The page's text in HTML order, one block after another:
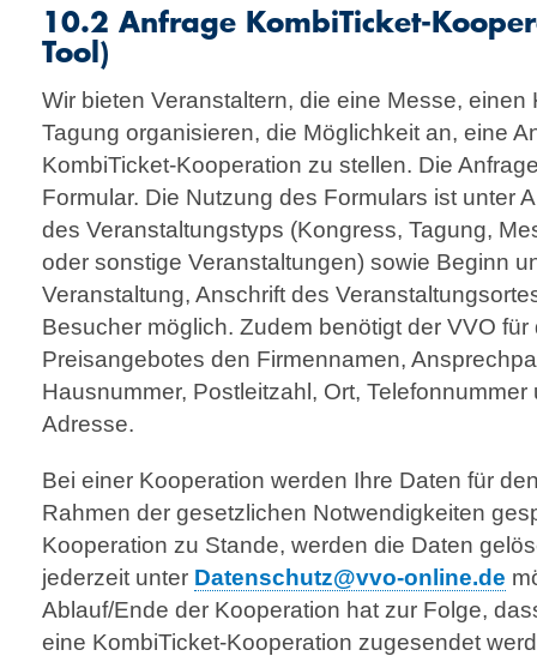
10.2 Anfrage KombiTicket-
Tool)
Wir bieten Veranstaltern, die eine Messe,
Tagung organisieren, die Möglichkeit an, eine
KombiTicket-Kooperation zu stellen. Die
Formular. Die Nutzung des Formulars ist unter
des Ver­an­staltungs­typs (Kongress, Tagung,
oder sonstige Veranstaltungen) sowie Beginn
Veranstaltung, Anschrift des
Besucher möglich. Zudem benötigt der VVO
Preisangebotes den Firmennamen,
Hausnummer, Postleitzahl, Ort, Telefonnummer
Adresse.
Bei einer Kooperation werden Ihre Daten für
Rahmen der gesetz­lichen Notwendigkeiten
Kooperation zu Stande, werden die Daten
jederzeit unter Datenschutz@vvo-online.de
Ablauf/Ende der Kooperation hat zur Folge,
eine KombiTicket-Kooperation zugesendet